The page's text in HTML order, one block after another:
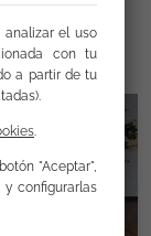
analizar el uso
con tu
a partir de tu
.
"Aceptar",
y configurarlas